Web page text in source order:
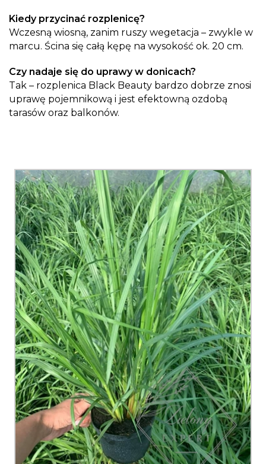
Kiedy przycinać rozplenicę?
Wczesną wiosną, zanim ruszy wegetacja – zwykle w
marcu. Ścina się całą kępę na wysokość ok. 20 cm.
Czy nadaje się do uprawy w donicach?
Tak – rozplenica Black Beauty bardzo dobrze znosi
uprawę pojemnikową i jest efektowną ozdobą
tarasów oraz balkonów.